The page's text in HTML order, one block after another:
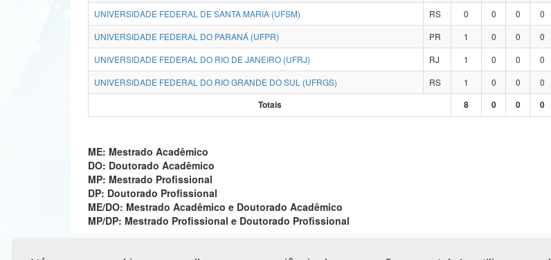
UNIVERSIDADE FEDERAL DE SANTA MARIA (UFSM)
RS 0 0 0 0
UNIVERSIDADE FEDERAL DO PARANÁ (UFPR)
PR 1 0 0 0
UNIVERSIDADE FEDERAL DO RIO DE JANEIRO (UFRJ)
RJ 1 0 0 0
UNIVERSIDADE FEDERAL DO RIO GRANDE DO SUL (UFRGS)
RS 1 0 0 0
Totais
8 0 0 0
ME: Mestrado Acadêmico
DO: Doutorado Acadêmico
MP: Mestrado Profissional
DP: Doutorado Profissional
ME/DO: Mestrado Acadêmico e Doutorado Acadêmico
MP/DP: Mestrado Profissional e Doutorado Profissional